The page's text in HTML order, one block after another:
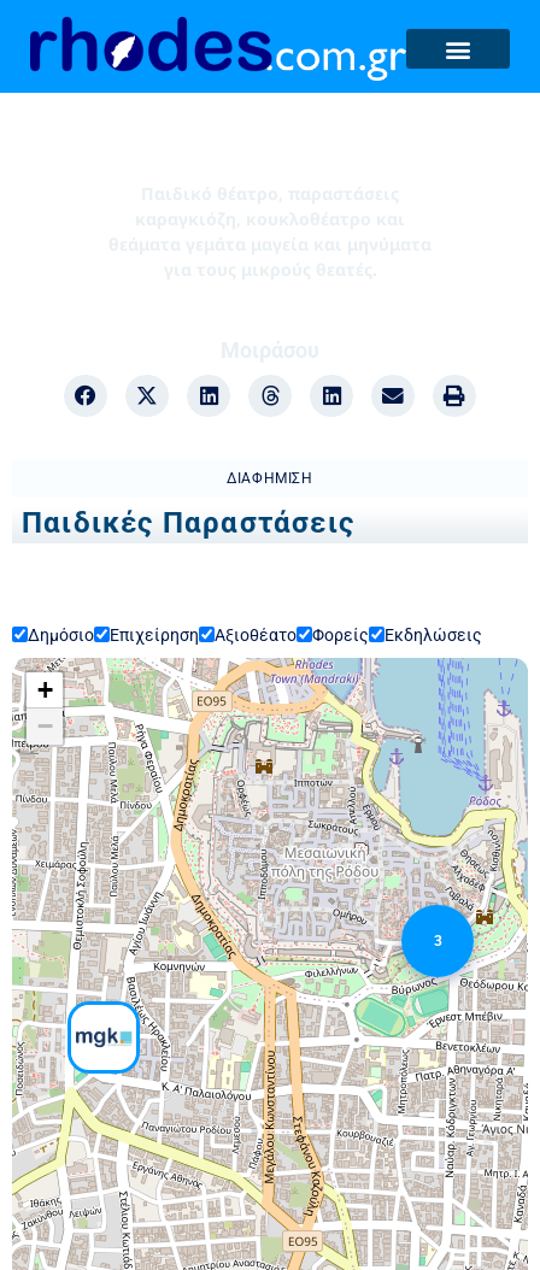
ΔΙΑΦΉΜΙΣΗ
Παιδικές Παραστάσεις
Δημόσιο Επιχείρηση Αξιοθέατο Φορείς Εκδηλώσεις
3
+
−